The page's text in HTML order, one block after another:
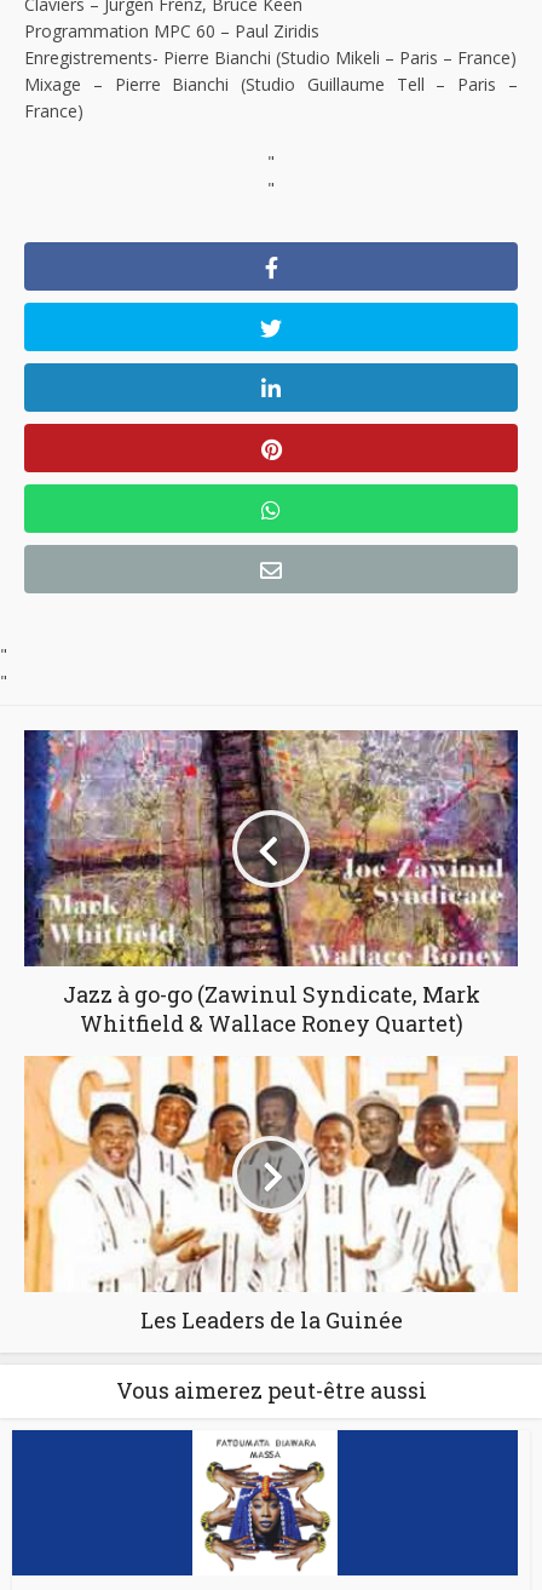
Programmation MPC 60 – Paul Ziridis
Enregistrements- Pierre Bianchi (Studio Mikeli – Paris – France)
Mixage – Pierre Bianchi (Studio Guillaume Tell – Paris –
France)
"
"
"
"
Jazz à go-go (Zawinul Syndicate, Mark
Whitfield & Wallace Roney Quartet)
Les Leaders de la Guinée
Vous aimerez peut-être aussi